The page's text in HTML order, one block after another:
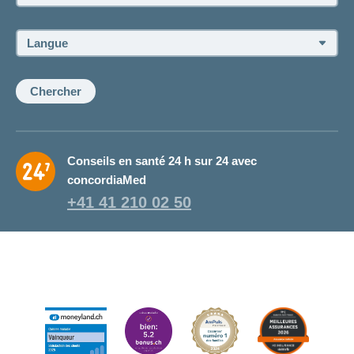
du
ou
de
conseillère:
Langue:
Chercher
Conseils en santé 24 h sur 24 avec
concordiaMed
+41 41 210 02 50